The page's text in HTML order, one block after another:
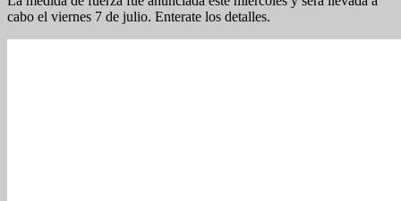
cabo el viernes 7 de julio. Enterate los detalles.